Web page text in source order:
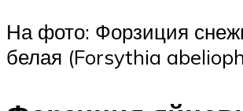
На фото: Форзиция
белая (Forsythia